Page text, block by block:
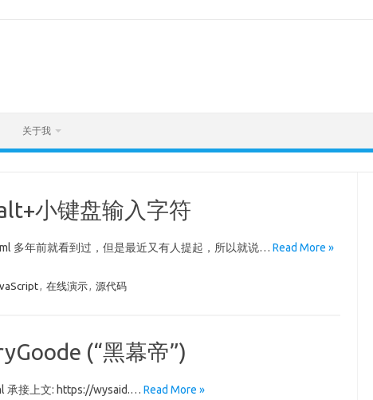
关于我
小键盘输入字符
多年前就看到过，但是最近又有人提起，所以就说… Read More »
, 在线演示, 源代码
(“黑幕帝”)
承接上文: https://wysaid.… Read More »